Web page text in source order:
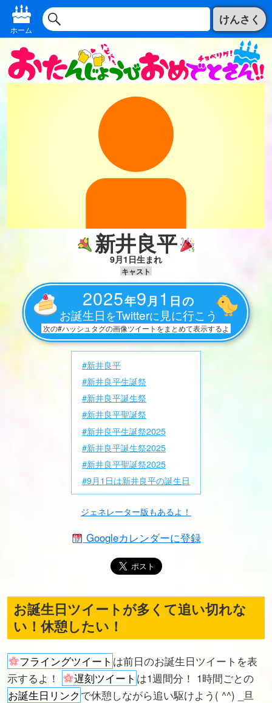
ホーム
けんさく
新井良平
9月1日生まれ
キャスト
2025年9月 1 日の
お誕生日 をTwitterに 見に行こう
次の#ハッシュタグの画像ツイートをまとめて表示するよ
#新井良平
#新井良平生誕祭
#新井良平誕生祭
#新井良平聖誕祭
#新井良平生誕祭2025
#新井良平誕生祭2025
#新井良平聖誕祭2025
#9月1日は新井良平の誕生日
ジェネレーター版もあるよ！
Googleカレンダーに登録
お誕生日ツイートが多くて追い切れな
い！休憩したい！
フライングツイート は前日のお誕生日ツイートを表
示するよ！
遅刻ツイート は1週間分！ 1時間ごとの
お誕生日リンク で休憩しながら追い駆けよう( ^^) _旦